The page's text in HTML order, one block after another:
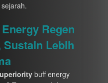
Regen
Sustain Lebih
buff energy